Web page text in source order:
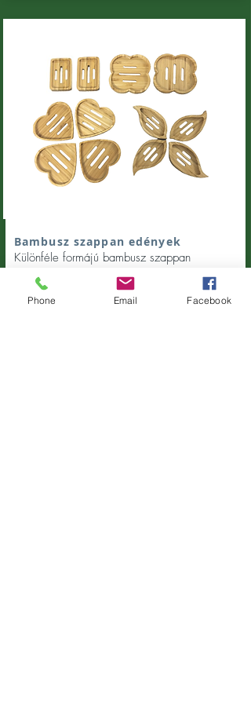
Bambusz szappan edények
Különféle formájú bambusz szappan
edények. Szív, virág, levél, kerek.
Rendelje
meg tőlünk ezeket az egyedi bambusz
szappan edényeket.
Phone Email Facebook